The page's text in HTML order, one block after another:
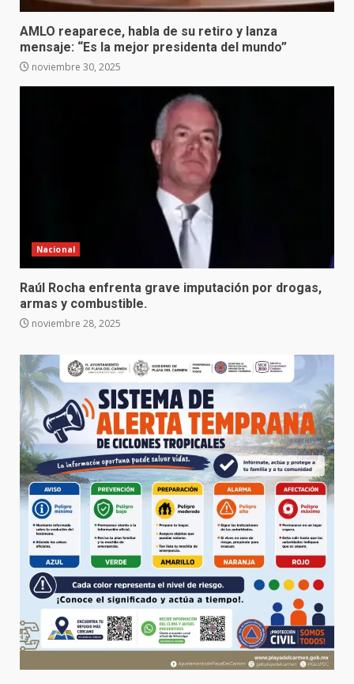
AMLO reaparece, habla de su retiro y lanza
mensaje: “Es la mejor presidenta del mundo”
noviembre 30, 2025
Nacional
Raúl Rocha enfrenta grave imputación por drogas,
armas y combustible.
noviembre 28, 2025